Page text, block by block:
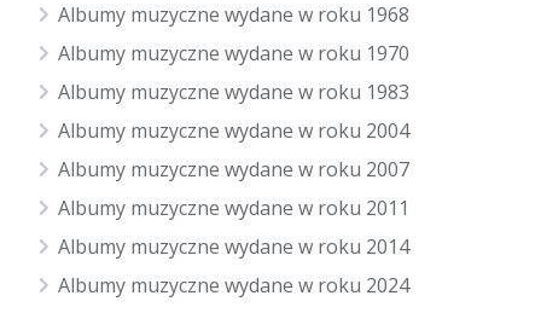
Albumy muzyczne wydane w roku 1968
Albumy muzyczne wydane w roku 1970
Albumy muzyczne wydane w roku 1983
Albumy muzyczne wydane w roku 2004
Albumy muzyczne wydane w roku 2007
Albumy muzyczne wydane w roku 2011
Albumy muzyczne wydane w roku 2014
Albumy muzyczne wydane w roku 2024